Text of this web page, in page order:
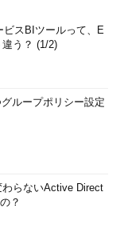
ビスBIツールって、E
う？ (1/2)
ループポリシー設定
らないActive Direct
？